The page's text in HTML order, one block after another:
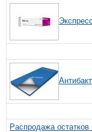
Распродажа